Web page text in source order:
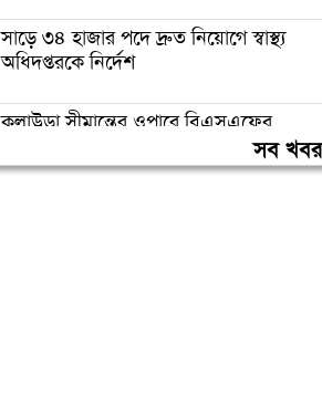
সাড়ে ৩৪ হাজার পদে দ্রুত নিয়োগে স্বাস্থ্য
অধিদপ্তরকে নির্দেশ
কুলাউড়া সীমান্তের ওপারে বিএসএফের
সব